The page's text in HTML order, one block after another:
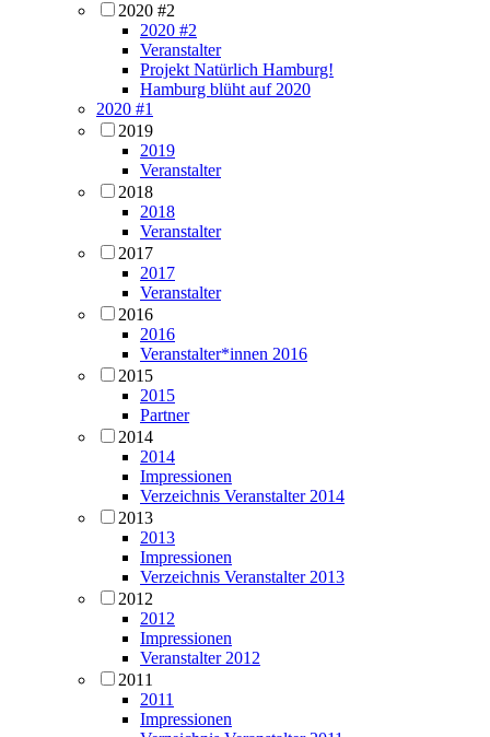
2020 #2
2020 #2
Veranstalter
Projekt Natürlich Hamburg!
Hamburg blüht auf 2020
2020 #1
2019
2019
Veranstalter
2018
2018
Veranstalter
2017
2017
Veranstalter
2016
2016
Veranstalter*innen 2016
2015
2015
Partner
2014
2014
Impressionen
Verzeichnis Veranstalter 2014
2013
2013
Impressionen
Verzeichnis Veranstalter 2013
2012
2012
Impressionen
Veranstalter 2012
2011
2011
Impressionen